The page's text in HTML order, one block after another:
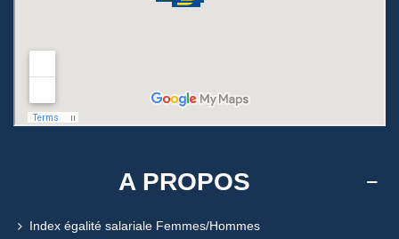
A PROPOS
Index égalité salariale Femmes/Hommes